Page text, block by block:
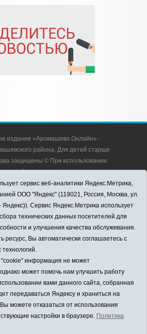
издание «Аромашево Онлайн» -
района. Для детей старше
защищены © При использовании
обязательна.
627350, Россия, Тюменская
район, с. Аромашево, ул.
почты редакции:
8 (34545) 2-30-58
номер СМИ ЭЛ № ФС 77 - 65176
службой по надзору в сфере
технологий и массовых
28.03.2016 г.
«Информационно-издательский
А.Н. Барабанщиков
сервис веб-аналитики Яндекс.Метрика,
ООО "Яндекс" (119021, Россия, Москва, ул.
Сервис Яндекс.Метрика использует
технических данных посетителей для
и улучшения качества обслуживания.
ресурс, Вы автоматически соглашаетесь с
информация не может
может помочь нам улучшить работу
вами данного сайта, собранная
передаваться Яндексу и храниться на
можете отказаться от использования
настройки в браузере. Политика